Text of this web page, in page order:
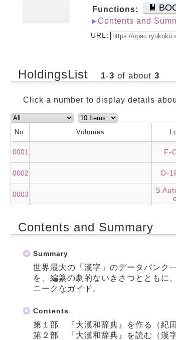
Functions:
Contents and
URL:
HoldingsList 1-3 of about 3
Click a number to display details
No. Volumes
0001 F-
0002 O-
0003
S
Contents and Summary
Summary
世界最大の「漢字」のデータバンク
を、編纂の劇的ないきさつとともに
ニークなガイド。
Contents
第１部 『大漢和辞典』を作る（紀田
第２部 『大漢和辞典』を読む（漢